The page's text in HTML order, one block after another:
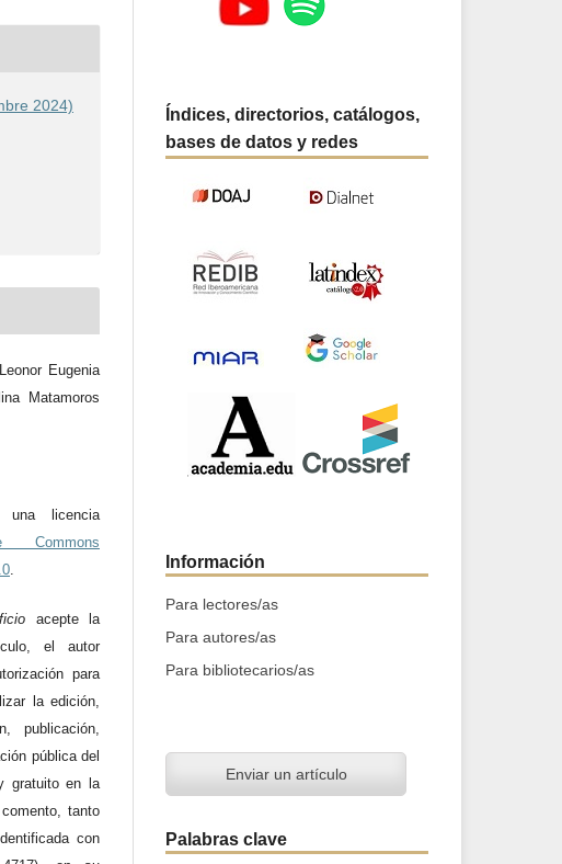
2024)
Eugenia
Matamoros
licencia
Commons
acepte la
el autor
para
la edición,
publicación,
pública del
gratuito en la
tanto
con
Índices, directorios, catálogos,
bases de datos y redes
Información
Para lectores/as
Para autores/as
Para bibliotecarios/as
Enviar un artículo
Palabras clave